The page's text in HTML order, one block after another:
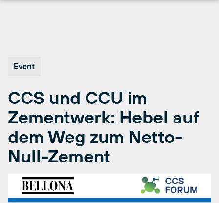
Event
CCS und CCU im
Zementwerk: Hebel auf
dem Weg zum Netto-
Null-Zement